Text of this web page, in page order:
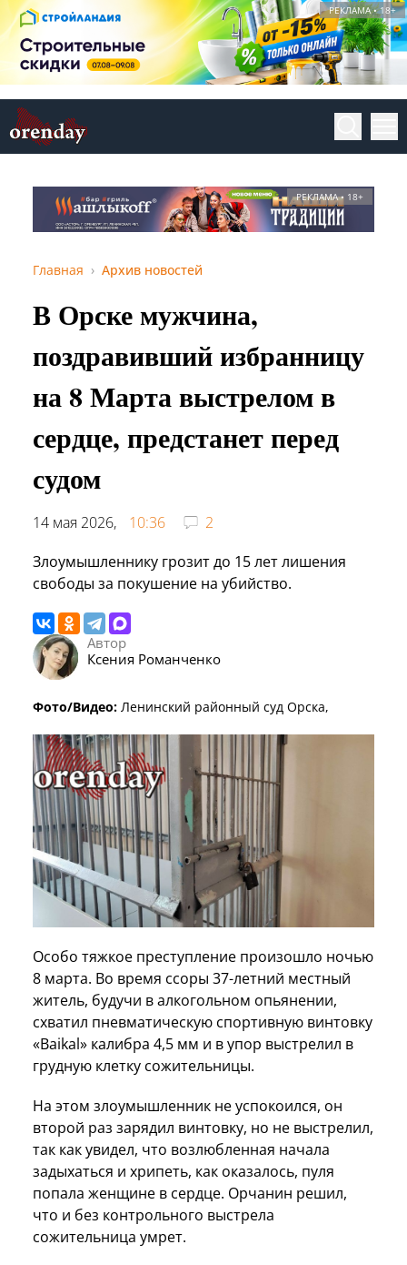
РЕКЛАМА • 18+
РЕКЛАМА • 18+
Главная Архив новостей
В Орске мужчина,
поздравивший избранницу
на 8 Марта выстрелом в
сердце, предстанет перед
судом
14 мая 2026, 10:36
2
Злоумышленнику грозит до 15 лет лишения
свободы за покушение на убийство.
Автор
Ксения Романченко
Фото/Видео: Ленинский районный суд Орска,
Особо тяжкое преступление произошло ночью
8 марта. Во время ссоры 37-летний местный
житель, будучи в алкогольном опьянении,
схватил пневматическую спортивную винтовку
«Baikal» калибра 4,5 мм и в упор выстрелил в
грудную клетку сожительницы.
На этом злоумышленник не успокоился, он
второй раз зарядил винтовку, но не выстрелил,
так как увидел, что возлюбленная начала
задыхаться и хрипеть, как оказалось, пуля
попала женщине в сердце. Орчанин решил,
что и без контрольного выстрела
сожительница умрет.